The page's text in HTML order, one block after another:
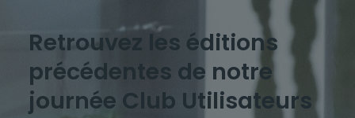
Retrouvez les éditions
précédentes de notre
journée Club Utilisateurs